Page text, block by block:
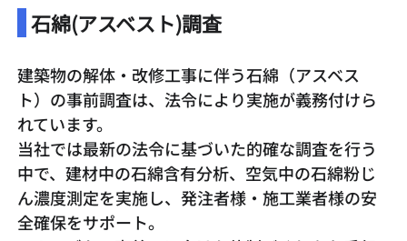
石綿(アスベスト)調査
建築物の解体・改修工事に伴う石綿（アスベス
ト）の事前調査は、法令により実施が義務付けら
れています。
当社では最新の法令に基づいた的確な調査を行う
中で、建材中の石綿含有分析、空気中の石綿粉じ
ん濃度測定を実施し、発注者様・施工業者様の安
全確保をサポート。